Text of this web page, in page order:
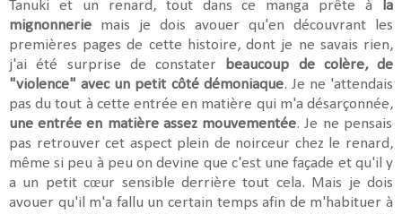
Tanuki et un renard, tout dans ce manga prête à
la
mignonnerie mais je dois avouer qu'en découvrant les
premières pages de cette histoire, dont je ne savais rien,
j'ai été surprise de constater
beaucoup de colère, de
"violence" avec un petit côté démoniaque. Je ne 'attendais
pas du tout à cette entrée en matière qui m'a désarçonnée,
une entrée en matière assez mouvementée. Je ne pensais
pas retrouver cet aspect plein de noirceur chez le renard,
même si peu à peu on devine que c'est une façade et qu'il y
a un petit cœur sensible derrière tout cela. Mais je dois
avouer qu'il m'a fallu un certain temps afin de m'habituer à